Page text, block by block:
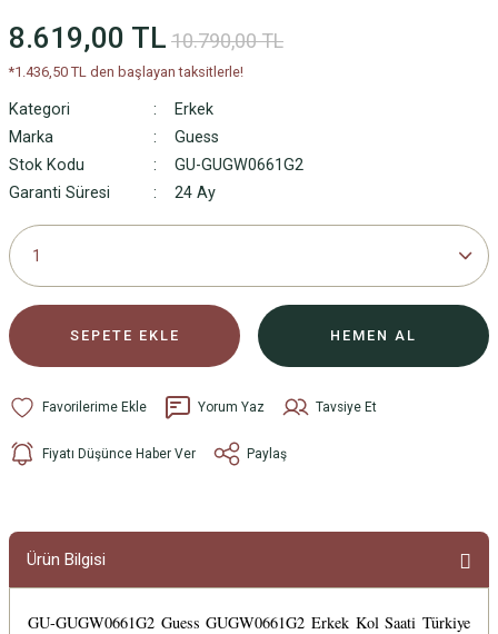
8.619,00 TL 10.790,00 TL
*1.436,50 TL den başlayan taksitlerle!
Kategori
Erkek
Marka
Guess
Stok Kodu
GU-GUGW0661G2
Garanti Süresi
24 Ay
SEPETE EKLE HEMEN AL
Yorum Yaz Tavsiye Et
Fiyatı Düşünce Haber Ver Paylaş
Ürün Bilgisi
GU-GUGW0661G2 Guess GUGW0661G2 Erkek Kol Saati Türkiye